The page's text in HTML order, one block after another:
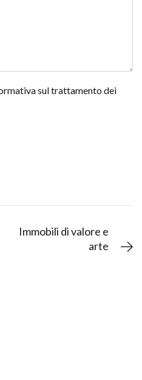
sul trattamento dei
Immobili di valore e
arte